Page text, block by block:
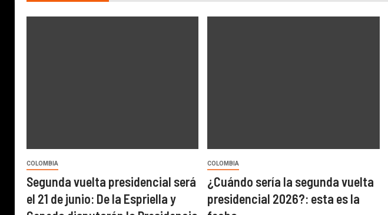
COLOMBIA
Segunda vuelta presidencial será
el 21 de junio: De la Espriella y
COLOMBIA
¿Cuándo sería la segunda vuelta
presidencial 2026?: esta es la